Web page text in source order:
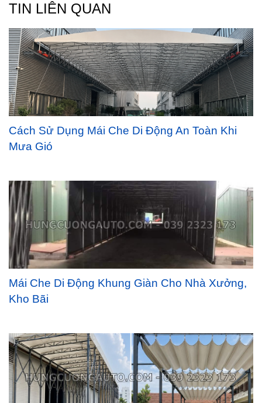
TIN LIÊN QUAN
Cách Sử Dụng Mái Che Di Động An Toàn Khi
Mưa Gió
Mái Che Di Động Khung Giàn Cho Nhà Xưởng,
Kho Bãi